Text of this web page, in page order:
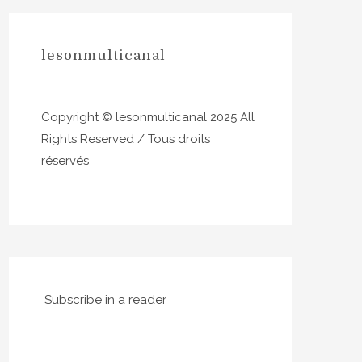
lesonmulticanal
Copyright © lesonmulticanal 2025 All
Rights Reserved / Tous droits
réservés
Subscribe in a reader